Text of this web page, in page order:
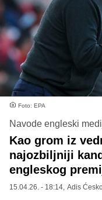
Foto: EPA
Navode engleski
Kao grom iz
najozbiljniji
engleskog
15.04.26. - 18:14, Adis